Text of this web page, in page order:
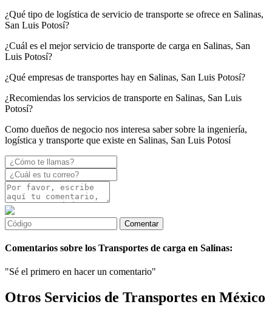
¿Qué tipo de logística de servicio de transporte se ofrece en Salinas,
San Luis Potosí?
¿Cuál es el mejor servicio de transporte de carga en Salinas, San
Luis Potosí?
¿Qué empresas de transportes hay en Salinas, San Luis Potosí?
¿Recomiendas los servicios de transporte en Salinas, San Luis
Potosí?
Como dueños de negocio nos interesa saber sobre la ingeniería,
logística y transporte que existe en Salinas, San Luis Potosí
Comentarios sobre los Transportes de carga en Salinas:
"Sé el primero en hacer un comentario"
Otros Servicios de Transportes en México